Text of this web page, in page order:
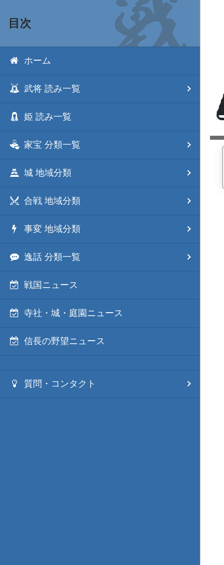
目次
ホーム
武将 読み一覧
姫 読み一覧
家宝 分類一覧
城 地域分類
合戦 地域分類
事変 地域分類
逸話 分類一覧
戦国ニュース
寺社・城・庭園ニュース
信長の野望ニュース
質問・コンタクト